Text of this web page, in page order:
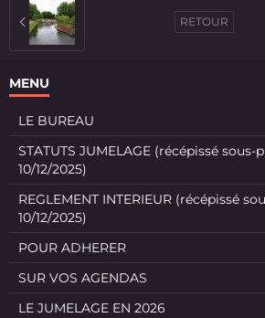
RETOUR
MENU
LE BUREAU
STATUTS JUMELAGE (récépissé
10/12/2025)
REGLEMENT INTERIEUR (récépissé
10/12/2025)
POUR ADHERER
SUR VOS AGENDAS
LE JUMELAGE EN 2026